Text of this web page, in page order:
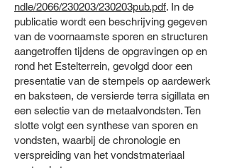
ndle/2066/230203/230203pub.pdf. In de
publicatie wordt een beschrijving gegeven
van de voornaamste sporen en structuren
aangetroffen tijdens de opgravingen op en
rond het Estelterrein, gevolgd door een
presentatie van de stempels op aardewerk
en baksteen, de versierde terra sigillata en
een selectie van de metaalvondsten. Ten
slotte volgt een synthese van sporen en
vondsten, waarbij de chronologie en
verspreiding van het vondstmateriaal